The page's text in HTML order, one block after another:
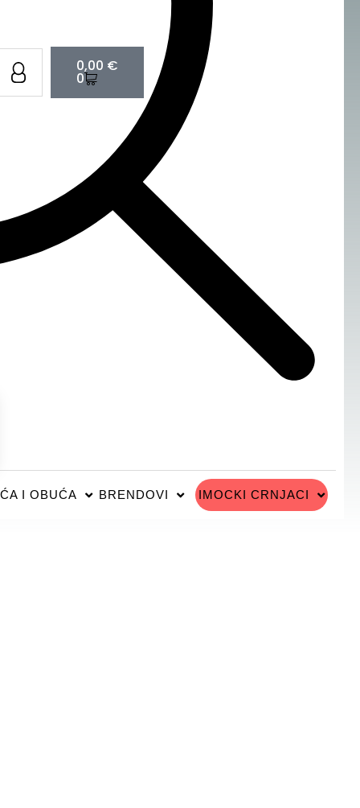
0,00 €
0
Cart
I OBUĆA BRENDOVI IMOCKI CRNJACI